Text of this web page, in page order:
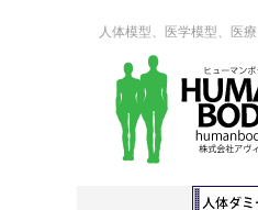
人体模型、医学模型、医